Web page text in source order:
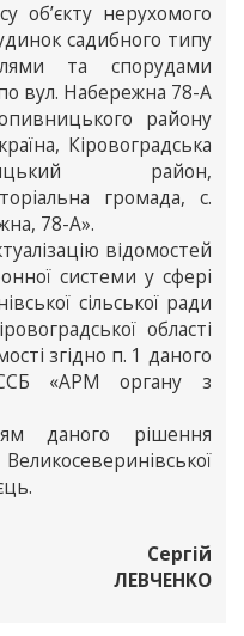
об’єкту нерухомого
садибного типу
та спорудами
вул. Набережна 78-А
району
Кіровоградська
район,
громада, с.
78-А».
відомостей
системи у сфері
сільської ради
області
згідно п. 1 даного
«АРМ органу з
даного рішення
Сергій
ЛЕВЧЕНКО